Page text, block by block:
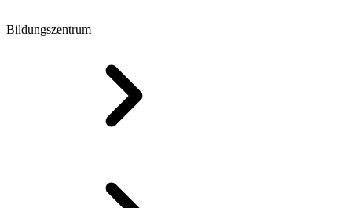
Bildungszentrum